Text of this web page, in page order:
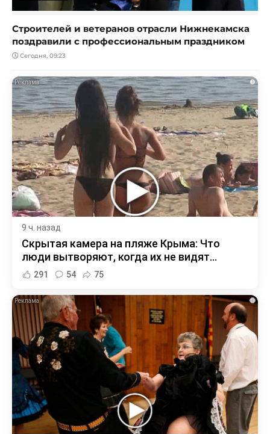
Строителей и ветеранов отрасли Нижнекамска
поздравили с профессиональным праздником
Сегодня, 09:23
i
9 ч. назад
Скрытая камера на пляже Крыма: Что
люди вытворяют, когда их не видят...
291 54 75
i